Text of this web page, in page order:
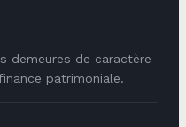
demeures de caractère
patrimoniale.